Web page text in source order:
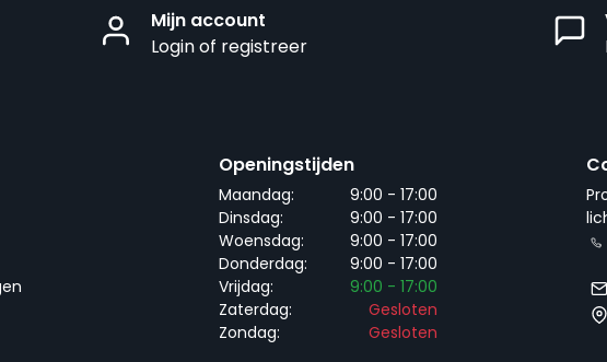
Mijn account
Login of registreer
Openingstijden
Maandag:
9:00 - 17:00
Dinsdag:
9:00 - 17:00
Woensdag:
9:00 - 17:00
Donderdag:
9:00 - 17:00
Vrijdag:
9:00 - 17:00
Zaterdag:
Gesloten
Zondag:
Gesloten